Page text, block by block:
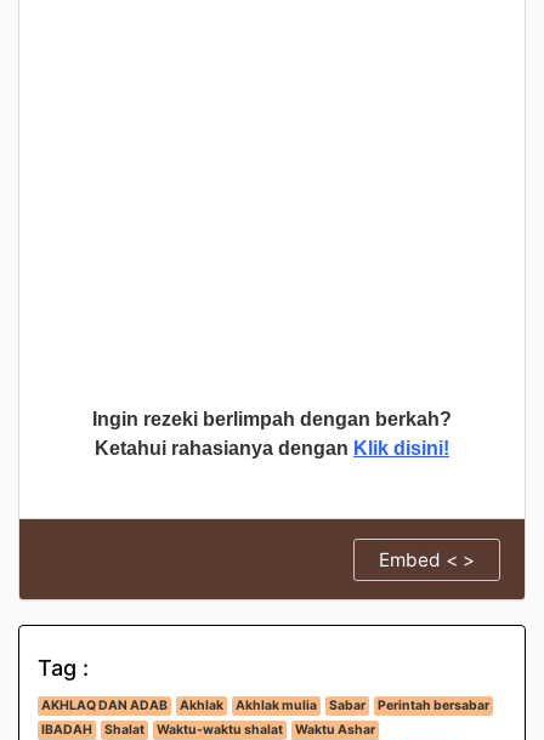
Ingin rezeki berlimpah dengan berkah?
Ketahui rahasianya dengan Klik disini!
Embed < >
Tag :
AKHLAQ DAN ADAB Akhlak Akhlak mulia Sabar
Perintah bersabar
IBADAH
Shalat Waktu-waktu shalat
Waktu Ashar